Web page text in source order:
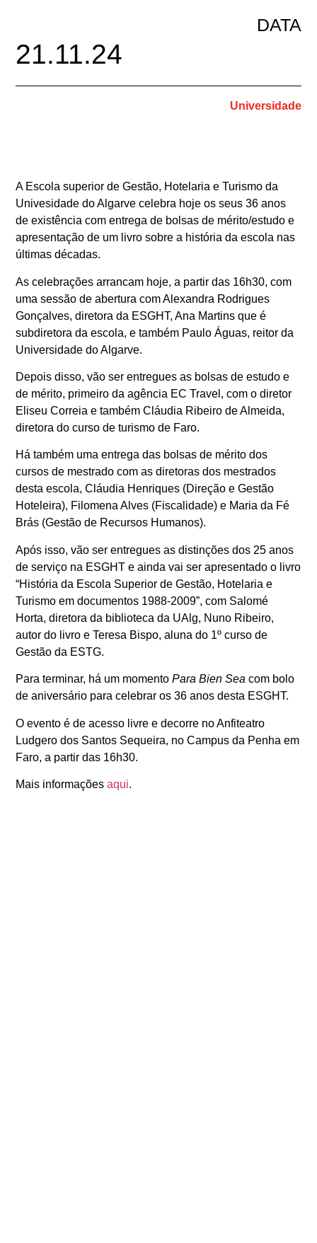
DATA
21.11.24
Universidade
A Escola superior de Gestão, Hotelaria e Turismo da
Univesidade do Algarve celebra hoje os seus 36 anos
de existência com entrega de bolsas de mérito/estudo e
apresentação de um livro sobre a história da escola nas
últimas décadas.
As celebrações arrancam hoje, a partir das 16h30, com
uma sessão de abertura com Alexandra Rodrigues
Gonçalves, diretora da ESGHT, Ana Martins que é
subdiretora da escola, e também Paulo Águas, reitor da
Universidade do Algarve.
Depois disso, vão ser entregues as bolsas de estudo e
de mérito, primeiro da agência EC Travel, com o diretor
Eliseu Correia e também Cláudia Ribeiro de Almeida,
diretora do curso de turismo de Faro.
Há também uma entrega das bolsas de mérito dos
cursos de mestrado com as diretoras dos mestrados
desta escola, Cláudia Henriques (Direção e Gestão
Hoteleira), Filomena Alves (Fiscalidade) e Maria da Fé
Brás (Gestão de Recursos Humanos).
Após isso, vão ser entregues as distinções dos 25 anos
de serviço na ESGHT e ainda vai ser apresentado o livro
“História da Escola Superior de Gestão, Hotelaria e
Turismo em documentos 1988-2009”, com Salomé
Horta, diretora da biblioteca da UAlg, Nuno Ribeiro,
autor do livro e Teresa Bispo, aluna do 1º curso de
Gestão da ESTG.
Para terminar, há um momentoPara Bien Sea com bolo
de aniversário para celebrar os 36 anos desta ESGHT.
O evento é de acesso livre e decorre no Anfiteatro
Ludgero dos Santos Sequeira, no Campus da Penha em
Faro, a partir das 16h30.
Mais informaçõesaqui.